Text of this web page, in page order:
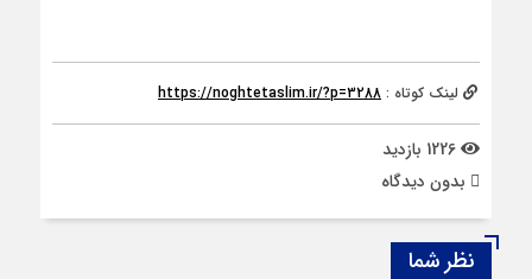
لینک کوتاه : https://noghtetaslim.ir/?p=3288
بدون دیدگاه
نظر شما